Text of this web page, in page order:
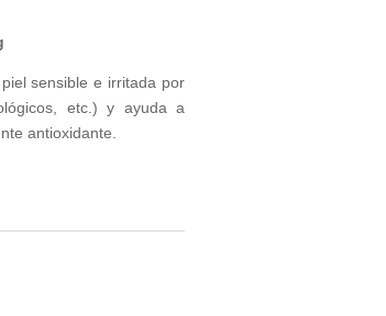
sensible e irritada por
etc.) y ayuda a
antioxidante.